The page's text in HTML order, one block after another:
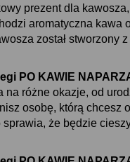
prezent dla
aromatyczna kawa
został stworzony
PO KAWIE
na różne okazje, od
osobę, którą chcesz
że będzie